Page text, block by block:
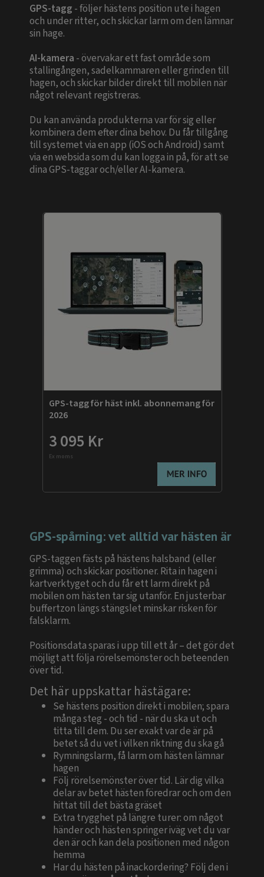
GPS-tagg - följer hästens position ute i hagen
och under ritter, och skickar larm om den lämnar
sin hage.
AI-kamera - övervakar ett fast område som
stallingången, sadelkammaren eller grinden till
hagen, och skickar bilder direkt till mobilen när
något relevant registreras.
Du kan använda produkterna var för sig eller
kombinera dem efter dina behov. Du får tillgång
till systemet via en app (iOS och Android) samt
via en websida som du kan logga in på, för att se
dina GPS-taggar och/eller AI-kamera.
GPS-tagg för häst inkl. abonnemang för
2026
3 095 Kr
Ex moms
GPS-spårning: vet alltid var hästen är
GPS-taggen fästs på hästens halsband (eller
grimma) och skickar positioner. Rita in hagen i
kartverktyget och du får ett larm direkt på
mobilen om hästen tar sig utanför. En justerbar
buffertzon längs stängslet minskar risken för
falsklarm.
Positionsdata sparas i upp till ett år – det gör det
möjligt att följa rörelsemönster och beteenden
över tid.
Det här uppskattar hästägare:
Se hästens position direkt i mobilen; spara
många steg - och tid - när du ska ut och
titta till dem. Du ser exakt var de är på
betet så du vet i vilken riktning du ska gå
Rymningslarm, få larm om hästen lämnar
hagen
Följ rörelsemönster över tid. Lär dig vilka
delar av betet hästen föredrar och om den
hittat till det bästa gräset
Extra trygghet på längre turer: om något
händer och hästen springer iväg vet du var
den är och kan dela positionen med någon
hemma
Har du hästen på inackordering? Följ den i